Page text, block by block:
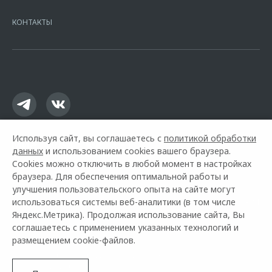
16.01.2015. Предложение ограничено и не является публичной
КОНТАКТЫ
Горячая линия OMODA: +7 (861) 213-81-84
© 2026 Квазар Краснодар
Используя сайт, вы соглашаетесь с политикой обработки
данных и использованием cookies вашего браузера.
Cookies можно отключить в любой момент в настройках
браузера. Для обеспечения оптимальной работы и
улучшения пользовательского опыта на сайте могут
использоваться системы веб-аналитики (в том числе
Яндекс.Метрика). Продолжая использование сайта, Вы
соглашаетесь с применением указанных технологий и
размещением cookie-файлов.